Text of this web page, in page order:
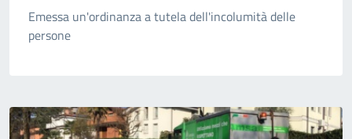
Emessa un'ordinanza a tutela dell'incolumità delle
persone